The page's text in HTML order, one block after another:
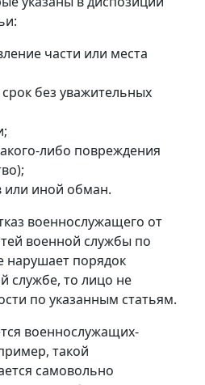
части или места
без уважительных
либо повреждения
или иной обман.
военнослужащего от
военной службы по
порядок
службе, то лицо не
по указанным статьям.
военнослужащих-
такой
самовольно